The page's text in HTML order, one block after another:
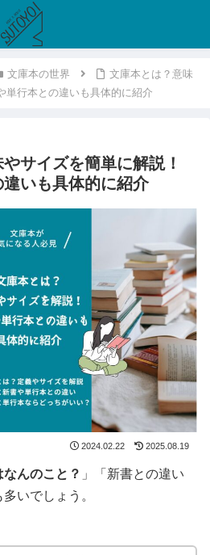
文庫本の世界
文庫本とは？意味
単行本との違いも具体的に紹介
サイズを簡単に解説！
いも具体的に紹介
2024.02.22 2025.08.19
んのこと？ 」「新書との違い
いでしょう。